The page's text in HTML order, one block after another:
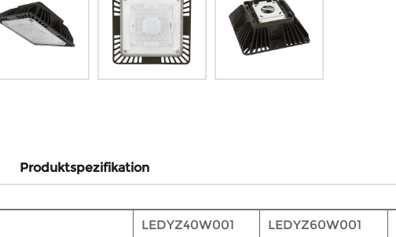
Produktspezifikation
LEDYZ40W001 LEDYZ60W001